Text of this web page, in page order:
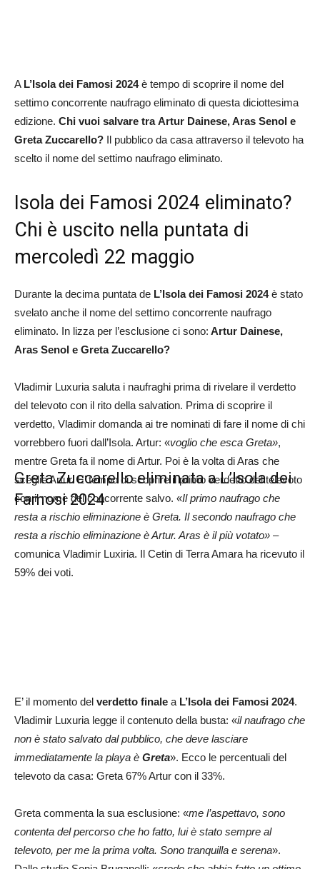
A L’Isola dei Famosi 2024è tempo di scoprire il nome del
settimo concorrente naufrago eliminato di questa diciottesima
edizione. Chi vuoi salvare tra Artur Dainese, Aras Senol e
Greta Zuccarello? Il pubblico da casa attraverso il televoto ha
scelto il nome del settimo naufrago eliminato.
Isola dei Famosi 2024 eliminato?
Chi è uscito nella puntata di
mercoledì 22 maggio
Durante la decima puntata de L’Isola dei Famosi 2024è stato
svelato anche il nome del settimo concorrente naufrago
eliminato. In lizza per l’esclusione ci sono: Artur Dainese,
Aras Senol e Greta Zuccarello?
Vladimir Luxuria saluta i naufraghi prima di rivelare il verdetto
del televoto con il rito della salvation. Prima di scoprire il
verdetto, Vladimir domanda ai tre nominati di fare il nome di chi
vorrebbero fuori dall’Isola. Artur: «voglio che esca Greta»,
mentre Greta fa il nome di Artur. Poi è la volta di Aras che
sceglie Artur. E’ tempo di scoprire il primo verdetto del televoto
con il nome del concorrente salvo. «Il primo naufrago che
resta a rischio eliminazione è Greta. Il secondo naufrago che
resta a rischio eliminazione è Artur. Aras è il più votato» –
comunica Vladimir Luxiria. Il Cetin di Terra Amara ha ricevuto il
59% dei voti.
Greta Zuccarello eliminata a L’Isola dei
Famosi 2024
E’ il momento del verdetto finale a L’Isola dei Famosi 2024.
Vladimir Luxuria legge il contenuto della busta: «il naufrago che
non è stato salvato dal pubblico, che deve lasciare
immediatamente la playa è Greta». Ecco le percentuali del
televoto da casa: Greta 67% Artur con il 33%.
Greta commenta la sua esclusione: «me l’aspettavo, sono
contenta del percorso che ho fatto, lui è stato sempre al
televoto, per me la prima volta. Sono tranquilla e serena».